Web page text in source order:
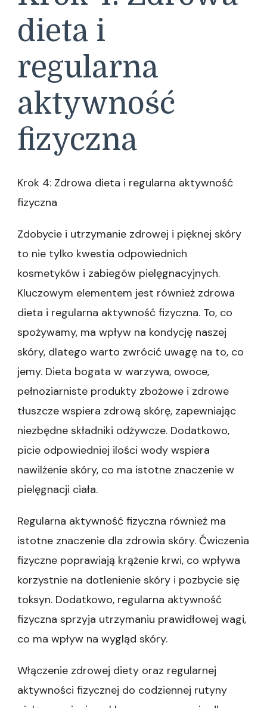
dieta i
regularna
aktywność
fizyczna
Krok 4: Zdrowa dieta i regularna aktywność
fizyczna
Zdobycie i utrzymanie zdrowej i pięknej skóry
to nie tylko kwestia odpowiednich
kosmetyków i zabiegów pielęgnacyjnych.
Kluczowym elementem jest również zdrowa
dieta i regularna aktywność fizyczna. To, co
spożywamy, ma wpływ na kondycję naszej
skóry, dlatego warto zwrócić uwagę na to, co
jemy. Dieta bogata w warzywa, owoce,
pełnoziarniste produkty zbożowe i zdrowe
tłuszcze wspiera zdrową skórę, zapewniając
niezbędne składniki odżywcze. Dodatkowo,
picie odpowiedniej ilości wody wspiera
nawilżenie skóry, co ma istotne znaczenie w
pielęgnacji ciała.
Regularna aktywność fizyczna również ma
istotne znaczenie dla zdrowia skóry. Ćwiczenia
fizyczne poprawiają krążenie krwi, co wpływa
korzystnie na dotlenienie skóry i pozbycie się
toksyn. Dodatkowo, regularna aktywność
fizyczna sprzyja utrzymaniu prawidłowej wagi,
co ma wpływ na wygląd skóry.
Włączenie zdrowej diety oraz regularnej
aktywności fizycznej do codziennej rutyny